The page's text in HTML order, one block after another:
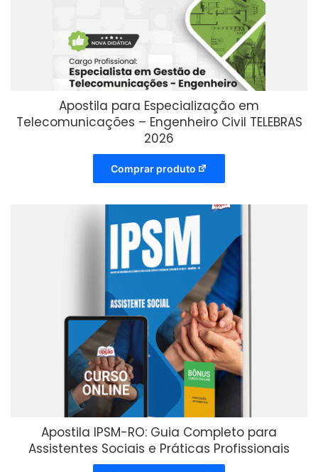
Apostila para Especialização em
Telecomunicações – Engenheiro Civil TELEBRAS
2026
Comprar produto
Apostila IPSM-RO: Guia Completo para
Assistentes Sociais e Práticas Profissionais